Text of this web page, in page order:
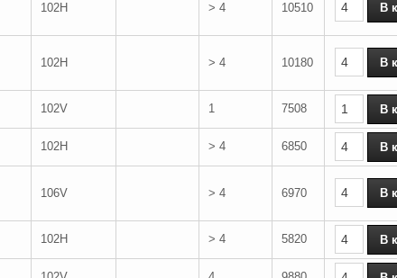
102H > 4 10510
102H > 4 10180
102V 1 7508
102H > 4 6850
106V > 4 6970
102H > 4 5820